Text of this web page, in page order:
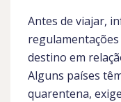
Antes de viajar,
destino em
Alguns países
quarentena,